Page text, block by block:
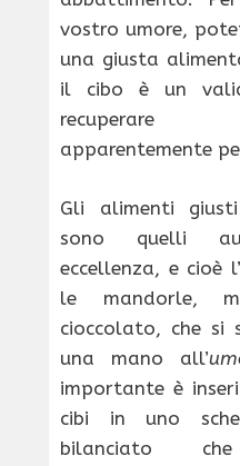
vostro umore,
una giusta
il cibo è un
apparentemente
Gli alimenti
sono quelli
eccellenza, e cioè
le mandorle,
cioccolato, che si
una mano all’
importante è
cibi in uno
bilanciato